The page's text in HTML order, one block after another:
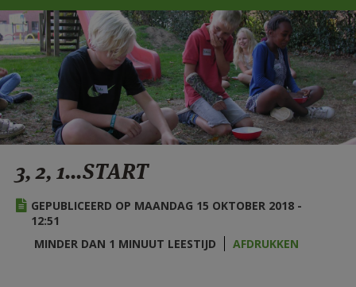
SHOP
ZOEKEN
HULP
STARTPAGINA PORTAAL
MIJN PAROCHIE
AANMELDEN OF REGISTREREN
3, 2, 1...START
GEPUBLICEERD OP MAANDAG 15 OKTOBER 2018 -
12:51
MINDER DAN 1 MINUUT LEESTIJD
AFDRUKKEN